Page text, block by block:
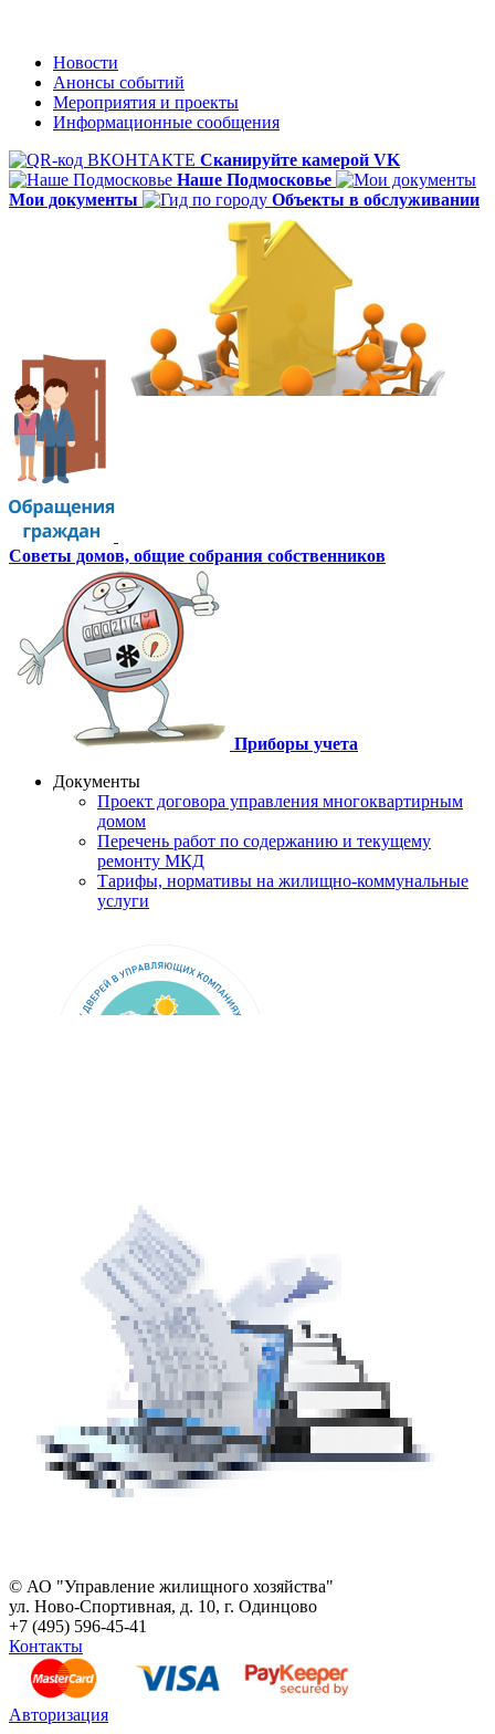
Новости
Анонсы событий
Мероприятия и проекты
Информационные сообщения
Сканируйте камерой VK
Наше Подмосковье
Мои документы
Объекты в обслуживании
Советы домов, общие собрания собственников
Приборы учета
Документы
Проект договора управления многоквартирным
домом
Перечень работ по содержанию и текущему
ремонту МКД
Тарифы, нормативы на жилищно-коммунальные
услуги
© АО "Управление жилищного хозяйства"
ул. Ново-Спортивная, д. 10, г. Одинцово
+7 (495) 596-45-41
Контакты
Авторизация